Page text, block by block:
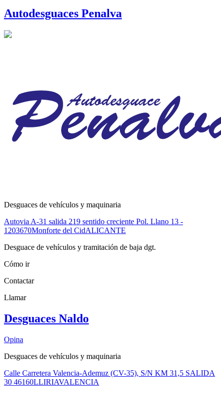
Autodesguaces Penalva
Desguaces de vehículos y maquinaria
Autovia A-31 salida 219 sentido creciente Pol. Llano 13 -
1203670Monforte del CidALICANTE
Desguace de vehículos y tramitación de baja dgt.
Cómo ir
Contactar
Llamar
Desguaces Naldo
Opina
Desguaces de vehículos y maquinaria
Calle Carretera Valencia-Ademuz (CV-35), S/N KM 31,5 SALIDA
30 46160LLIRIAVALENCIA